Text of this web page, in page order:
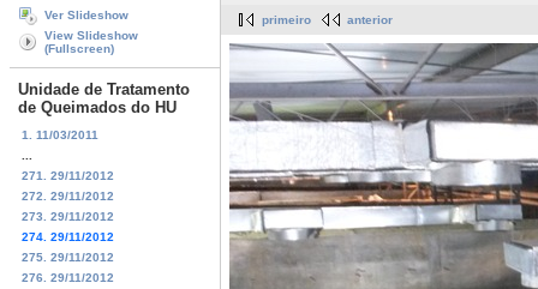
Ver Slideshow
View Slideshow
(Fullscreen)
Unidade de Tratamento
de Queimados do HU
1. 11/03/2011
271. 29/11/2012
272. 29/11/2012
273. 29/11/2012
274. 29/11/2012
275. 29/11/2012
276. 29/11/2012
primeiro anterior